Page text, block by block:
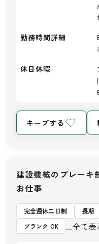
勤務時間詳細
休日休暇
キープする
建設機械のブレー
お仕事
完全週休二日制 長期
ブランク OK
...全て表